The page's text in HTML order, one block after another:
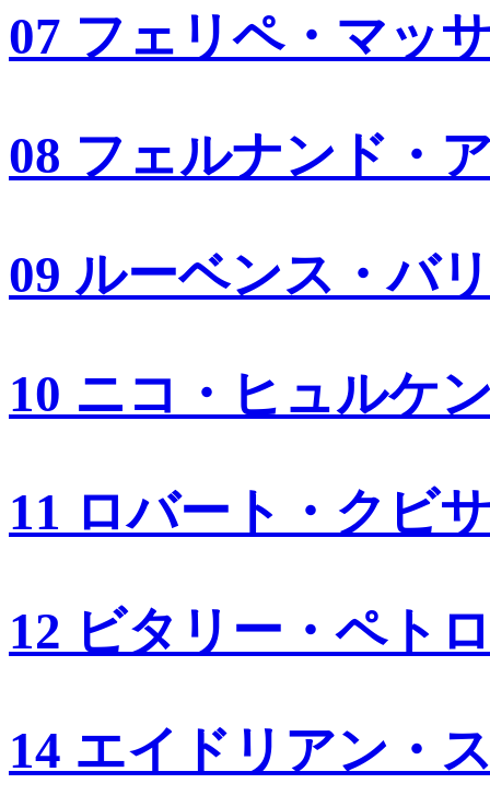
07 フェリペ・マッ
08 フェルナンド・
09 ルーベンス・バ
10 ニコ・ヒュルケ
11 ロバート・クビ
12 ビタリー・ペト
14 エイドリアン・